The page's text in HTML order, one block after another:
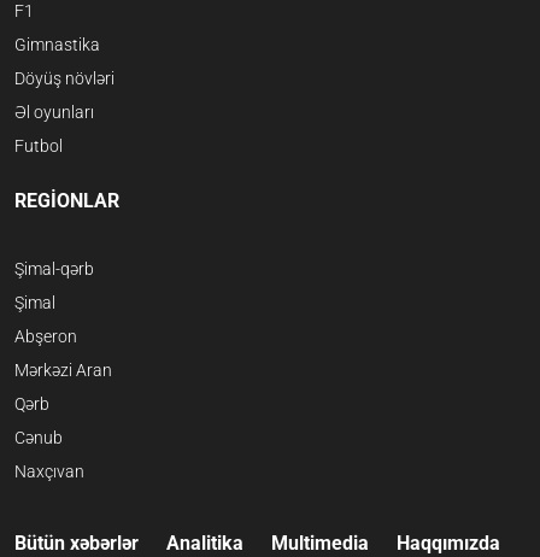
F1
Gimnastika
Döyüş növləri
Əl oyunları
Futbol
REGİONLAR
Şimal-qərb
Şimal
Abşeron
Mərkəzi Aran
Qərb
Cənub
Naxçıvan
Bütün xəbərlər Analitika Multimedia Haqqımızda